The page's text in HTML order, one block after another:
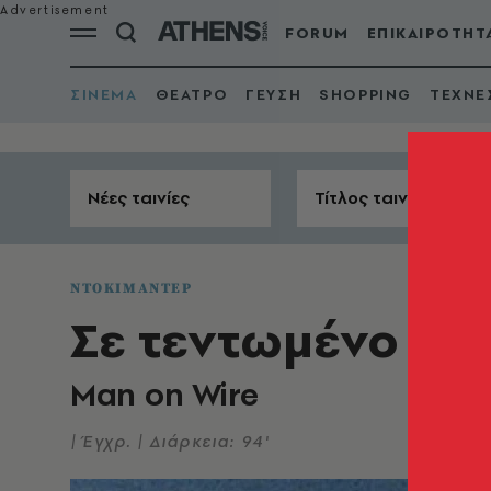
FORUM
ΣΙΝΕΜΑ ΘΕΑΤΡΟ ΓΕΥΣΗ SHOPPING
Νέες ταινίες Τίτλος ταινίας
ΝΤΟΚΙΜΑΝΤΕΡ
Σε τεντωμένο
Man on Wire
| Έγχρ. | Διάρκεια: 94'